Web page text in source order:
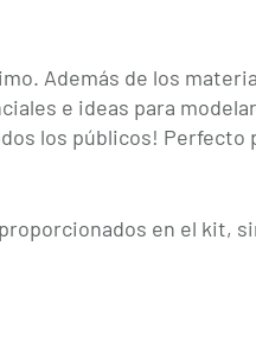
Además de los
e ideas para modelar
los públicos! Perfecto
en el kit,